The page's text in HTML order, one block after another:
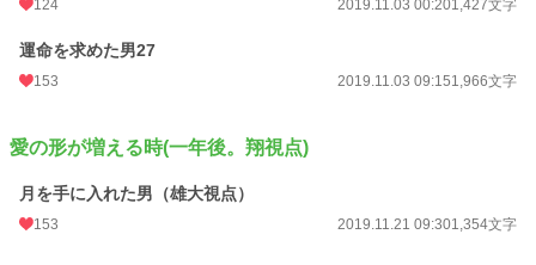
124 2019.11.03 00:201,427文字
運命を求めた男27
153 2019.11.03 09:151,966文字
愛の形が増える時(一年後。翔視点)
月を手に入れた男（雄大視点）
153 2019.11.21 09:301,354文字